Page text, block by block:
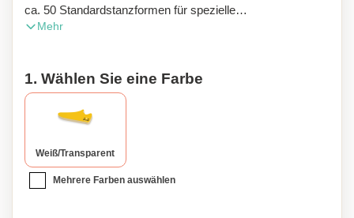
ca. 50 Standardstanzformen für spezielle
Memoblockformate in unserem Sortiment. Schon ab 5000
Mehr
1. Wählen Sie eine Farbe
Weiß/transparent
Mehrere Farben auswählen